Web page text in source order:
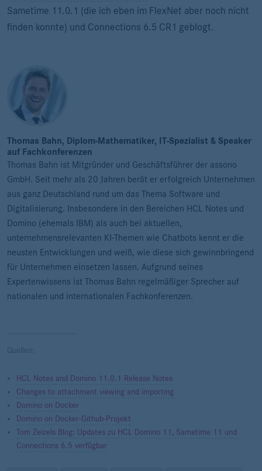
Sametime 11.0.1 (die ich eben im FlexNet aber noch nicht
finden konnte) und Connections 6.5 CR1 geblogt.
Thomas Bahn, Diplom-Mathematiker, IT-Spezialist & Speaker
auf Fachkonferenzen
Thomas Bahn ist Mitgründer und Geschäftsführer der assono
GmbH. Seit mehr als 20 Jahren berät er erfolgreich Unternehmen
aus ganz Deutschland rund um das Thema Software und
Digitalisierung. Insbesondere in den Bereichen HCL Notes und
Domino (ehemals IBM) als auch bei aktuellen,
unternehmensrelevanten KI-Themen wie Chatbots kennt er die
neusten Entwicklungen und weiß, wie diese sich gewinnbringend
für Unternehmen einsetzen lassen. Aufgrund seines
Expertenwissens ist Thomas Bahn regelmäßiger Sprecher auf
nationalen und internationalen Fachkonferenzen.
Quellen:
HCL Notes and Domino 11.0.1 Release Notes
Changes to attachment viewing and importing
Domino on Docker
Domino on Docker-Github-Projekt
Tom Zeizels Blog: Updates zu HCL Domino 11, Sametime 11 und
Connections 6.5 verfügbar